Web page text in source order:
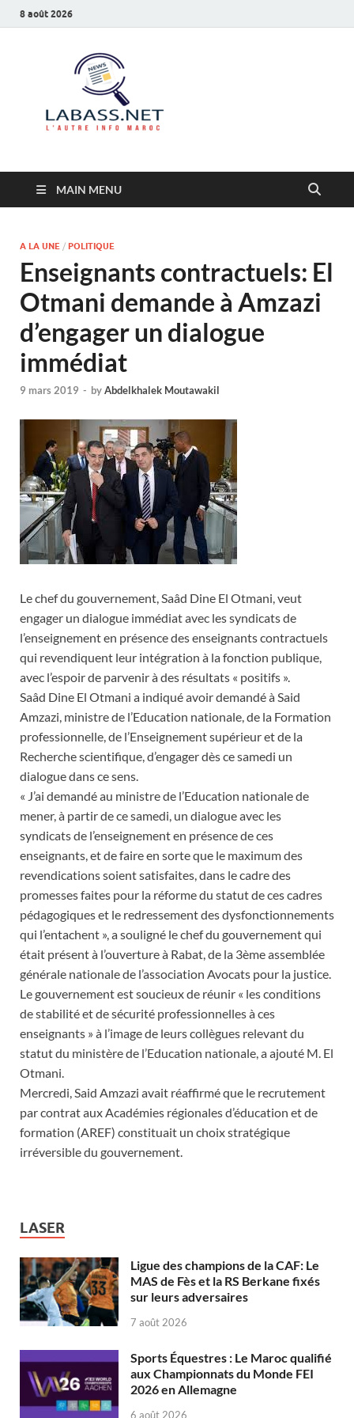
8 août 2026
MAIN MENU
A LA UNE / POLITIQUE
Enseignants contractuels: El
Otmani demande à Amzazi
d’engager un dialogue
immédiat
9 mars 2019 - byAbdelkhalek Moutawakil
Le chef du gouvernement, Saâd Dine El Otmani, veut
engager un dialogue immédiat avec les syndicats de
l’enseignement en présence des enseignants contractuels
qui revendiquent leur intégration à la fonction publique,
avec l’espoir de parvenir à des résultats « positifs ».
Saâd Dine El Otmani a indiqué avoir demandé à Said
Amzazi, ministre de l’Education nationale, de la Formation
professionnelle, de l’Enseignement supérieur et de la
Recherche scientifique, d’engager dès ce samedi un
dialogue dans ce sens.
« J’ai demandé au ministre de l’Education nationale de
mener, à partir de ce samedi, un dialogue avec les
syndicats de l’enseignement en présence de ces
enseignants, et de faire en sorte que le maximum des
revendications soient satisfaites, dans le cadre des
promesses faites pour la réforme du statut de ces cadres
pédagogiques et le redressement des dysfonctionnements
qui l’entachent », a souligné le chef du gouvernement qui
était présent à l’ouverture à Rabat, de la 3ème assemblée
générale nationale de l’association Avocats pour la justice.
Le gouvernement est soucieux de réunir « les conditions
de stabilité et de sécurité professionnelles à ces
enseignants » à l’image de leurs collègues relevant du
statut du ministère de l’Education nationale, a ajouté M. El
Otmani.
Mercredi, Said Amzazi avait réaffirmé que le recrutement
par contrat aux Académies régionales d’éducation et de
formation (AREF) constituait un choix stratégique
irréversible du gouvernement.
LASER
Ligue des champions de la CAF: Le
MAS de Fès et la RS Berkane fixés
sur leurs adversaires
7 août 2026
Sports Équestres : Le Maroc qualifié
aux Championnats du Monde FEI
2026 en Allemagne
6 août 2026